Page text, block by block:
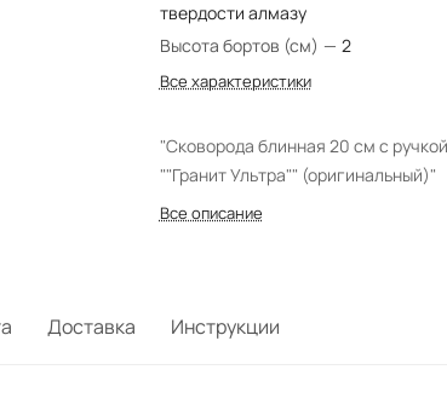
твердости алмазу
Высота бортов (см) — 2
Все характеристики
"Сковорода блинная 20 см с
""Гранит Ультра"" (оригинальный)"
Все описание
Доставка Инструкции